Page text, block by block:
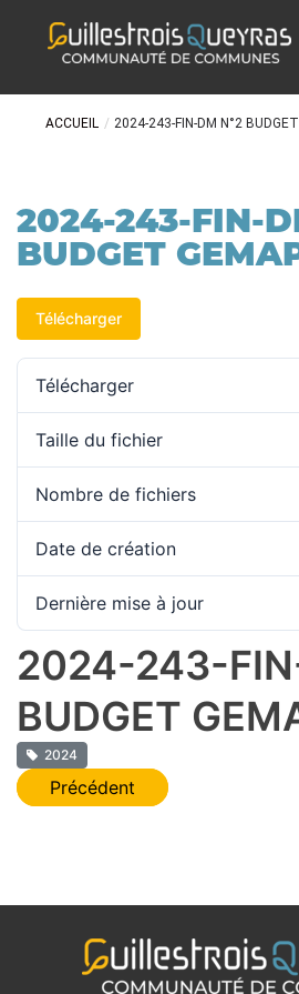
ACCUEIL / 2024-243-FIN-DM N°2
2024-243-FIN-
BUDGET
Télécharger
Télécharger
Taille du fichier
Nombre de fichiers
Date de création
Dernière mise à jour
2024-243-
BUDGET
2024
Navigation
Précédent